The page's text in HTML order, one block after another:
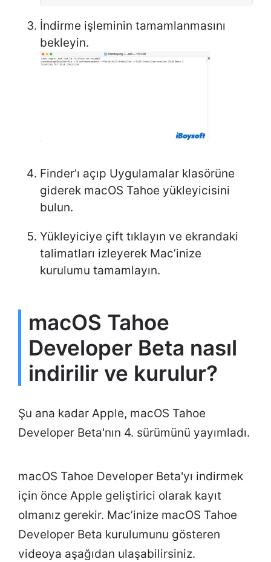
İndirme işleminin tamamlanmasını
bekleyin.
Finder’ı açıp Uygulamalar klasörüne
giderek macOS Tahoe yükleyicisini
bulun.
Yükleyiciye çift tıklayın ve ekrandaki
talimatları izleyerek Mac’inize
kurulumu tamamlayın.
macOS Tahoe
Developer Beta nasıl
indirilir ve kurulur?
Şu ana kadar Apple, macOS Tahoe
Developer Beta'nın 4. sürümünü yayımladı.
macOS Tahoe Developer Beta'yı indirmek
için önce Apple geliştirici olarak kayıt
olmanız gerekir. Mac’inize macOS Tahoe
Developer Beta kurulumunu gösteren
videoya aşağıdan ulaşabilirsiniz.